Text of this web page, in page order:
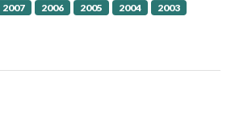
2007 2006 2005 2004
2003